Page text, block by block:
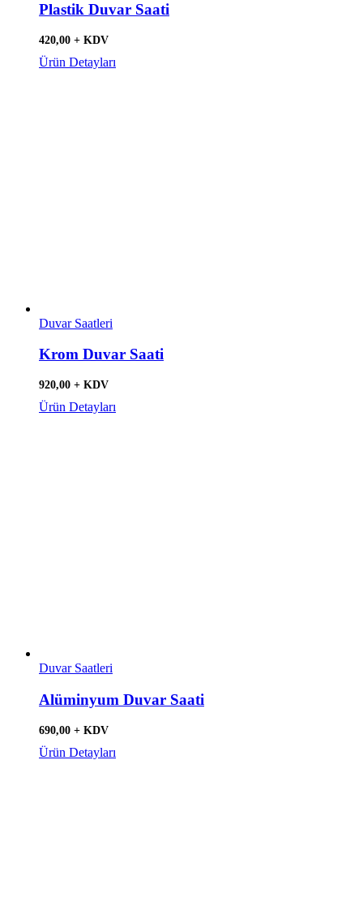
Plastik Duvar Saati
420,00 + KDV
Ürün Detayları
Duvar Saatleri
Krom Duvar Saati
920,00 + KDV
Ürün Detayları
Duvar Saatleri
Alüminyum Duvar Saati
690,00 + KDV
Ürün Detayları